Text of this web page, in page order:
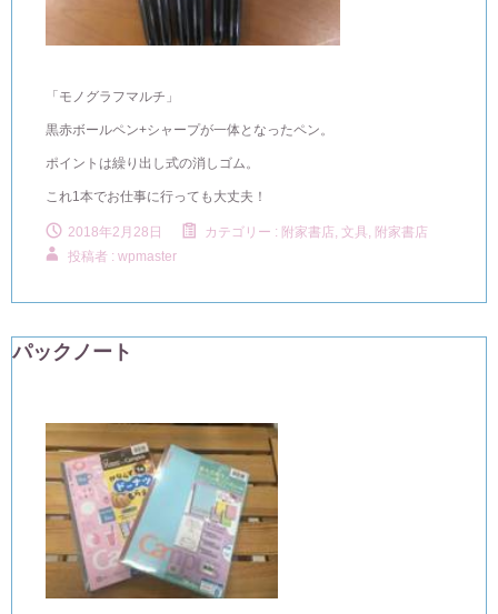
「モノグラフマルチ」
黒赤ボールペン+シャープが一体となったペン。
ポイントは繰り出し式の消しゴム。
これ1本でお仕事に行っても大丈夫！
2018年2月28日 カテゴリー : 附家書店, 文具 附家書店
投稿者 : wpmaster
パックノート